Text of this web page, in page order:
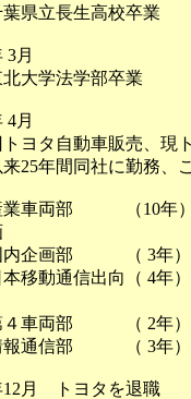
立長生高校卒業
3月
学法学部卒業
4月
タ自動車販売、現ト
年間同社に勤務、こ
両部 （10年）フ
画部 （ 3年）ミ
動通信出向（ 4年）
両部 （ 2年）南
信部 （ 3年）販
12月 トヨタを退職